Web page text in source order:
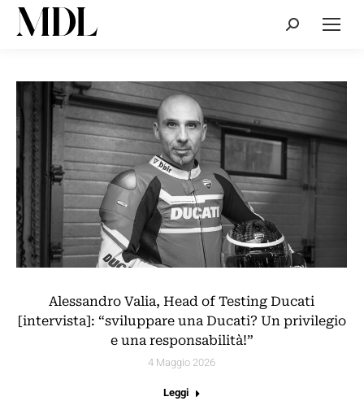
Cerca:
Alessandro Valia, Head of Testing Ducati
[intervista]: “sviluppare una Ducati? Un privilegio
e una responsabilità!”
4 Maggio 2026
Leggi